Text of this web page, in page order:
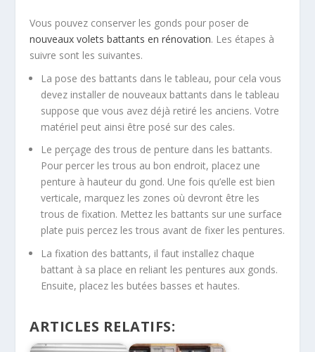
Vous pouvez conserver les gonds pour poser de
nouveaux volets battants en rénovation. Les étapes à
suivre sont les suivantes.
La pose des battants dans le tableau, pour cela vous
devez installer de nouveaux battants dans le tableau
suppose que vous avez déjà retiré les anciens. Votre
matériel peut ainsi être posé sur des cales.
Le perçage des trous de penture dans les battants.
Pour percer les trous au bon endroit, placez une
penture à hauteur du gond. Une fois qu’elle est bien
verticale, marquez les zones où devront être les
trous de fixation. Mettez les battants sur une surface
plate puis percez les trous avant de fixer les pentures.
La fixation des battants, il faut installez chaque
battant à sa place en reliant les pentures aux gonds.
Ensuite, placez les butées basses et hautes.
ARTICLES RELATIFS: